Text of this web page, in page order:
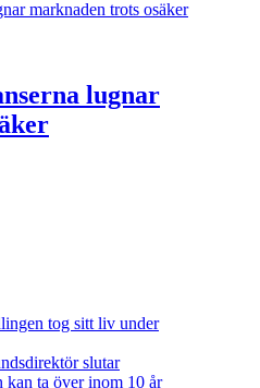
lugnar
tog sitt liv under
slutar
kan ta över inom 10 år